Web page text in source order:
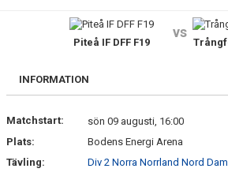
BILJETTER OCH SÄSONGSKORT
PITEENERGI PRE CAMP 2026
Piteå IF DFF F19
vs
INFORMATION
Matchstart:
sön 09 augusti, 16:00
Plats:
Bodens Energi Arena
Tävling:
Div 2 Norra Norrland Nord